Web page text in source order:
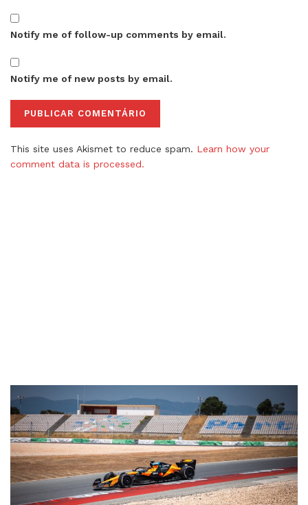
Notify me of follow-up comments by email.
Notify me of new posts by email.
This site uses Akismet to reduce spam. Learn how your
comment data is processed.